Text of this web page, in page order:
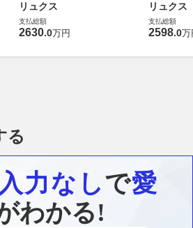
リュクス
支払総額
2630.0万円
リュクス
支払総額
2598.0万
る
入力なしで愛
わかる!